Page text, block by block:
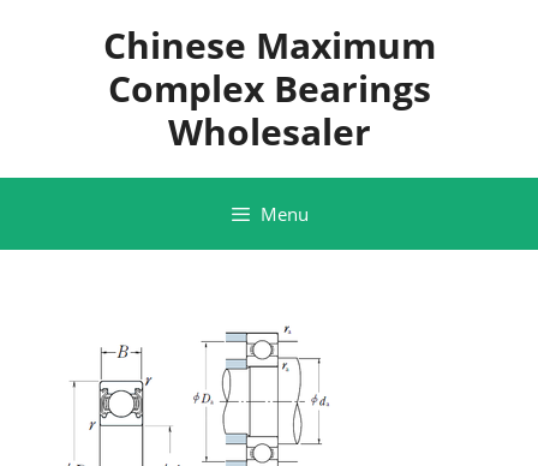
Chinese Maximum
Complex Bearings
Wholesaler
Menu